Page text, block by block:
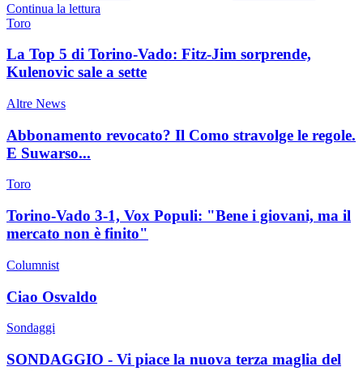
Continua la lettura
Toro
La Top 5 di Torino-Vado: Fitz-Jim sorprende,
Kulenovic sale a sette
Altre News
Abbonamento revocato? Il Como stravolge le regole.
E Suwarso...
Toro
Torino-Vado 3-1, Vox Populi: "Bene i giovani, ma il
mercato non è finito"
Columnist
Ciao Osvaldo
Sondaggi
SONDAGGIO - Vi piace la nuova terza maglia del